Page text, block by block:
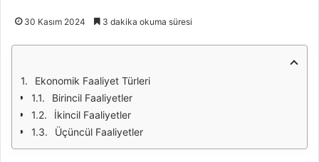
30 Kasım 2024 3 dakika okuma süresi
Ekonomik Faaliyet Türleri
Birincil Faaliyetler
İkincil Faaliyetler
Üçüncül Faaliyetler